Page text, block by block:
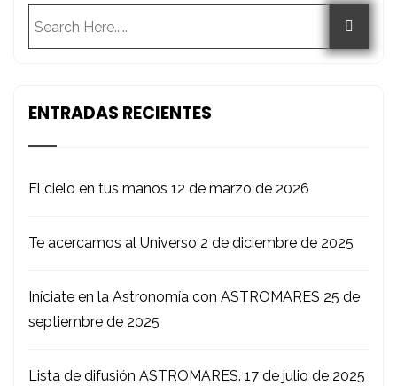
ENTRADAS RECIENTES
El cielo en tus manos 12 de marzo de 2026
Te acercamos al Universo 2 de diciembre de 2025
Iníciate en la Astronomía con ASTROMARES 25 de
septiembre de 2025
Lista de difusión ASTROMARES. 17 de julio de 2025